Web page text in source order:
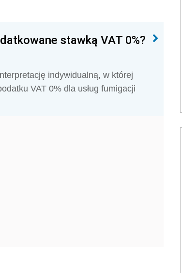
stawką VAT 0%?
indywidualną, w której
VAT 0% dla usług fumigacji